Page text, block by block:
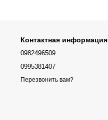
Контактная информация
0982496509
0995381407
Перезвонить вам?